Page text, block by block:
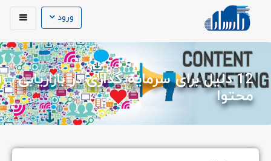
ورود
12 دلیل برای سرمایه گذاری در بازاریابی
محتوا